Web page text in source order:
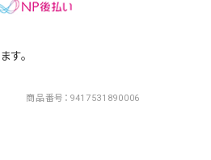
す。
商品番号 9417531890006